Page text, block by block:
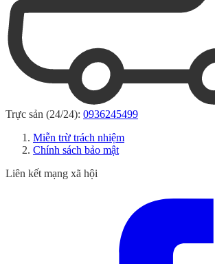
Trực sản (24/24): 0936245499
Miễn trừ trách nhiệm
Chính sách bảo mật
Liên kết mạng xã hội